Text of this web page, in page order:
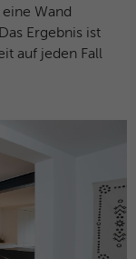
Wand
Ergebnis ist
auf jeden Fall